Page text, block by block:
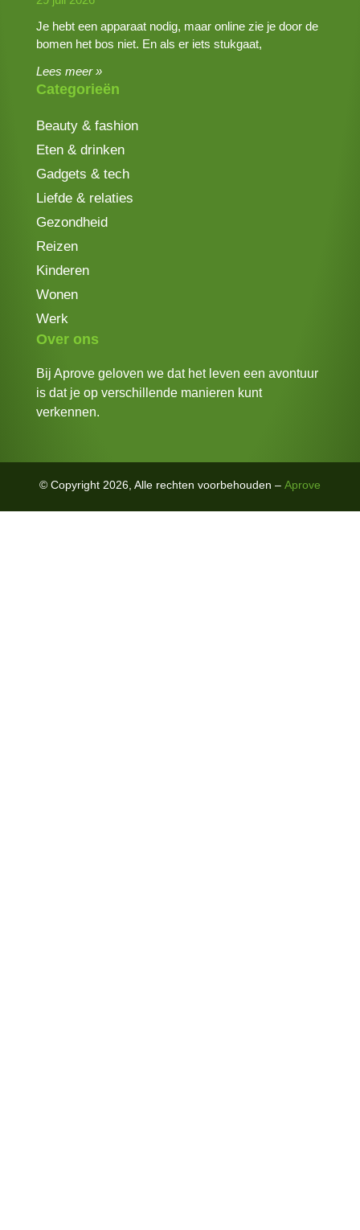
Je hebt een apparaat nodig, maar online zie je door de
bomen het bos niet. En als er iets stukgaat,
Lees meer »
Categorieën
Beauty & fashion
Eten & drinken
Gadgets & tech
Liefde & relaties
Gezondheid
Reizen
Kinderen
Wonen
Werk
Over ons
Bij Aprove geloven we dat het leven een avontuur
is dat je op verschillende manieren kunt
verkennen.
© Copyright 2026, Alle rechten voorbehouden – Aprove